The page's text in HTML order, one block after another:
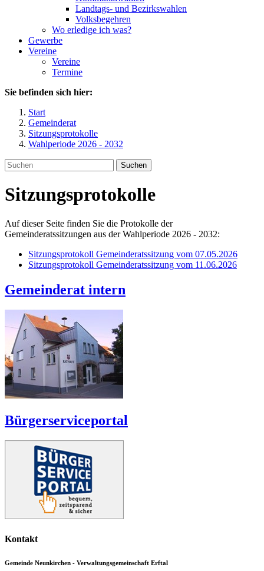
Landtags- und Bezirkswahlen
Volksbegehren
Wo erledige ich was?
Gewerbe
Vereine
Vereine
Termine
Sie befinden sich hier:
Start
Gemeinderat
Sitzungsprotokolle
Wahlperiode 2026 - 2032
Suchen
Sitzungsprotokolle
Auf dieser Seite finden Sie die Protokolle der
Gemeinderatssitzungen aus der Wahlperiode 2026 - 2032:
Sitzungsprotokoll Gemeinderatssitzung vom 07.05.2026
Sitzungsprotokoll Gemeinderatssitzung vom 11.06.2026
Gemeinderat intern
Bürgerserviceportal
Kontakt
Gemeinde Neunkirchen - Verwaltungsgemeinschaft Erftal